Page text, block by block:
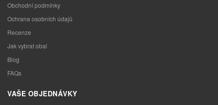
Obchodní podmínky
Ochrana osobních údajů
Recenze
Jak vybrat obal
Blog
FAQs
VAŠE OBJEDNÁVKY